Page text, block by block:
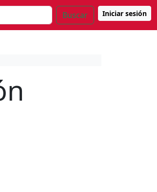
Buscar Iniciar sesión